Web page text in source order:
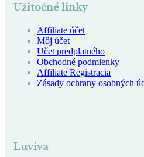
Užitočné linky
Affiliate účet
Môj účet
Učet predplatného
Obchodné podmienky
Affiliate Registracia
Zásady ochrany osobných
Luviva